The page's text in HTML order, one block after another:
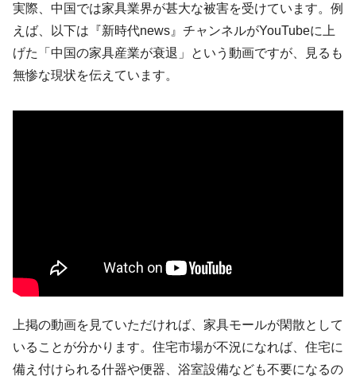
実際、中国では家具業界が甚大な被害を受けています。例
えば、以下は『新時代news』チャンネルがYouTubeに上
げた「中国の家具産業が衰退」という動画ですが、見るも
無惨な現状を伝えています。
上掲の動画を見ていただければ、家具モールが閑散として
いることが分かります。住宅市場が不況になれば、住宅に
備え付けられる什器や便器、浴室設備なども不要になるの